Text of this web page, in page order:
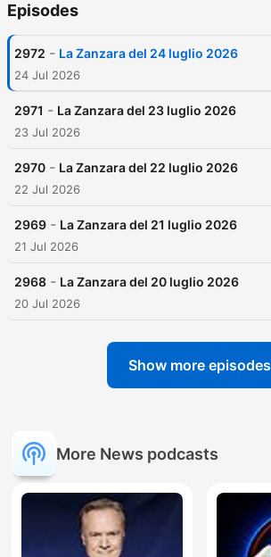
Episodes
2972 - La Zanzara del 24 luglio 2026
24 Jul 2026
2971 - La Zanzara del 23 luglio 2026
23 Jul 2026
2970 - La Zanzara del 22 luglio 2026
22 Jul 2026
2969 - La Zanzara del 21 luglio 2026
21 Jul 2026
2968 - La Zanzara del 20 luglio 2026
20 Jul 2026
Show more episodes
More News podcasts